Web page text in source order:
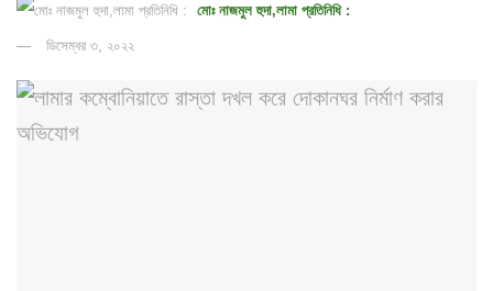
মোঃ নাজমুল হুদা,লামা প্রতিনিধি :
ডিসেম্বর ৩, ২০২২